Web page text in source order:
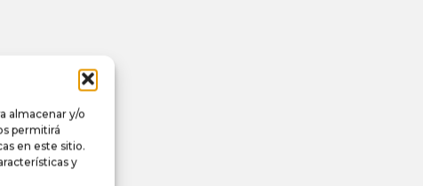
almacenar y/o
permitirá
en este sitio.
y